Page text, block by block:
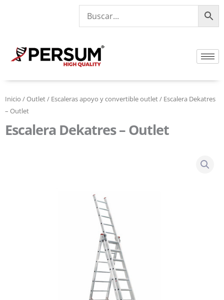
Inicio /Outlet/ Escaleras apoyo y convertible outlet/ Escalera Dekatres
– Outlet
Escalera Dekatres – Outlet